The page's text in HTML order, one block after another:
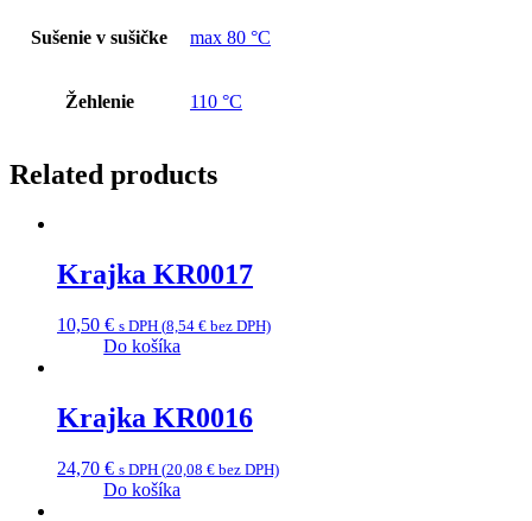
Sušenie v sušičke max 80 °C
Žehlenie 110 °C
Related products
Krajka KR0017
10,50 € s DPH (8,54 € bez DPH)
Do košíka
Krajka KR0016
24,70 € s DPH (20,08 € bez DPH)
Do košíka